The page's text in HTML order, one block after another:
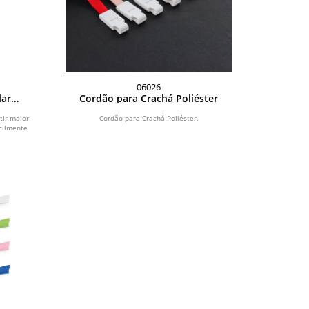
maior
06026
Cordão para Crachá Poliéster
Cordão para Crachá Poliéster.